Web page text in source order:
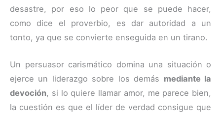
desastre, por eso lo peor que se puede hacer,
como dice el proverbio, es dar autoridad a un
tonto, ya que se convierte enseguida en un tirano.
Un persuasor carismático domina una situación o
ejerce un liderazgo sobre los demás mediante la
devoción, si lo quiere llamar amor, me parece bien,
la cuestión es que el líder de verdad consigue que